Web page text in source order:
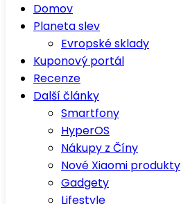
Domov
Planeta slev
Evropské sklady
Kuponový portál
Recenze
Další články
Smartfony
HyperOS
Nákupy z Číny
Nové Xiaomi produkty
Gadgety
Lifestyle